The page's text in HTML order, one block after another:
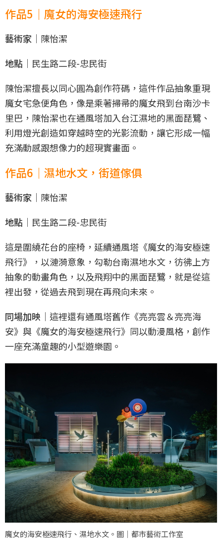
作品5｜魔女的海安極速飛行
藝術家｜ 陳怡潔
地點｜ 民生路二段-忠民街
陳怡潔擅長以同心圓為創作符碼，這件作品抽象重現
魔女宅急便角色，像是乘著掃帚的魔女飛到台南沙卡
里巴，陳怡潔也在通風塔加入台江濕地的黑面琵鷺、
利用燈光創造如穿越時空的光影流動，讓它形成一幅
充滿動感跟想像力的超現實畫面。
作品6｜濕地水文，街道傢俱
藝術家｜ 陳怡潔
地點｜ 民生路二段-忠民街
這是圍繞花台的座椅，延續通風塔《魔女的海安極速
飛行》，以漣漪意象，勾勒台南濕地水文，彷彿上方
抽象的動畫角色，以及飛翔中的黑面琵鷺，就是從這
裡出發，從過去飛到現在再飛向未來。
同場加映｜ 這裡還有通風塔舊作《亮亮雲＆亮亮海
安》與《魔女的海安極速飛行》同以動漫風格，創作
一座充滿童趣的小型遊樂園。
魔女的海安極速飛行、濕地水文。圖｜都市藝術工作室